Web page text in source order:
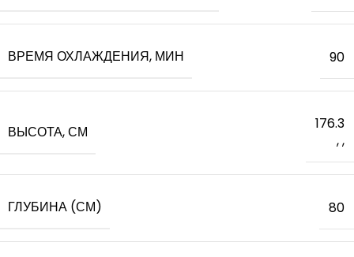
ВРЕМЯ ОХЛАЖДЕНИЯ, МИН 90
ВЫСОТА, СМ
176.3
,,
ГЛУБИНА (СМ) 80